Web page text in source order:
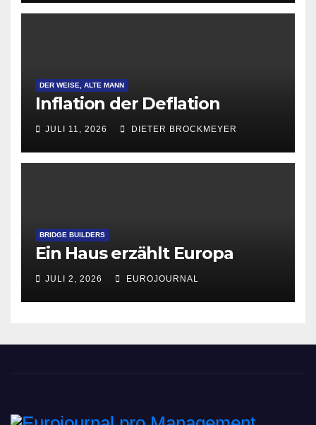
DER WEISE, ALTE MANN
Inflation der Deflation
JULI 11, 2026 DIETER BROCKMEYER
BRIDGE BUILDERS
Ein Haus erzählt Europa
JULI 2, 2026 EUROJOURNAL